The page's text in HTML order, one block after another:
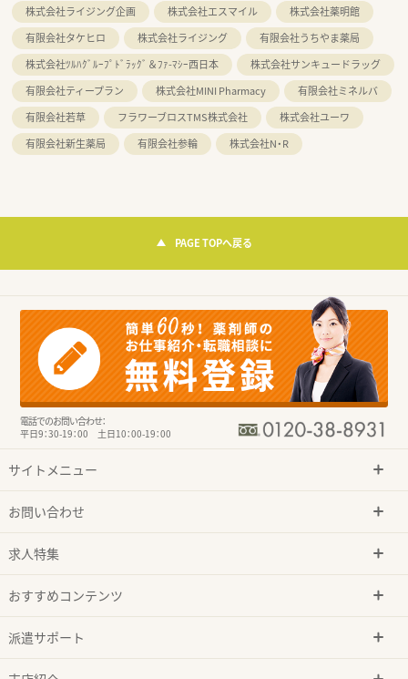
株式会社ライジング企画 株式会社エスマイル
株式会社薬明館
有限会社タケヒロ
株式会社ライジング
有限会社うちやま薬局
株式会社ﾂﾙﾊｸﾞﾙｰﾌﾟﾄﾞﾗｯｸﾞ＆ﾌｧ-ﾏｼｰ西日本
株式会社サンキュードラッグ
有限会社ティープラン
株式会社MINI Pharmacy
有限会社ミネルバ
有限会社若草
フラワーブロスTMS株式会社
株式会社ユーワ
有限会社新生薬局
有限会社参輪 株式会社N・R
PAGE TOPへ戻る
電話でのお問い合わせ：
平日9：30-19：00 土日10：00-19：00
サイトメニュー
お問い合わせ
求人特集
おすすめコンテンツ
派遣サポート